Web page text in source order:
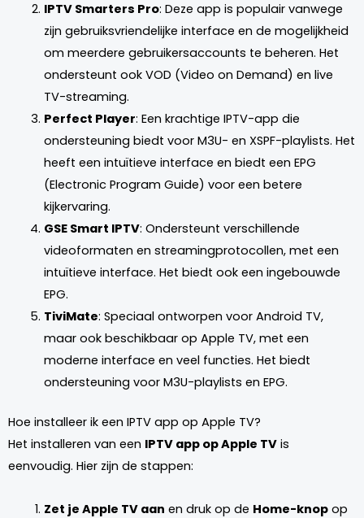
IPTV Smarters Pro: Deze app is populair vanwege
zijn gebruiksvriendelijke interface en de mogelijkheid
om meerdere gebruikersaccounts te beheren. Het
ondersteunt ook VOD (Video on Demand) en live
TV-streaming.
Perfect Player: Een krachtige IPTV-app die
ondersteuning biedt voor M3U- en XSPF-playlists. Het
heeft een intuïtieve interface en biedt een EPG
(Electronic Program Guide) voor een betere
kijkervaring.
GSE Smart IPTV: Ondersteunt verschillende
videoformaten en streamingprotocollen, met een
intuïtieve interface. Het biedt ook een ingebouwde
EPG.
TiviMate: Speciaal ontworpen voor Android TV,
maar ook beschikbaar op Apple TV, met een
moderne interface en veel functies. Het biedt
ondersteuning voor M3U-playlists en EPG.
Hoe installeer ik een IPTV app op Apple TV?
Het installeren van een IPTV app op Apple TV is
eenvoudig. Hier zijn de stappen:
Zet je Apple TV aan en druk op de Home-knopop